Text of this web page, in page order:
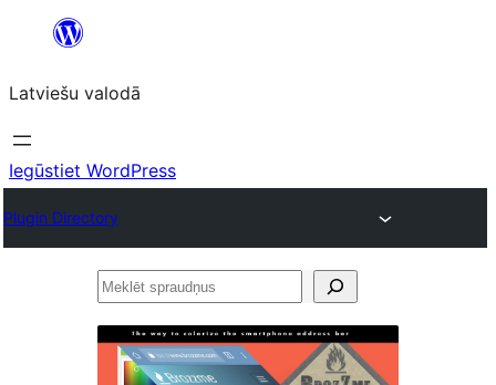
Pāriet
saturu
Latviešu valodā
Iegūstiet WordPress
Plugin Directory
Meklēt